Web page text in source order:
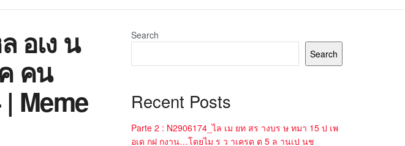
อเง น
คน
Meme
Search
Search
Recent Posts
Parte 2 : N2906174_ไล เม ยท สร างบร ษ ทมา 15 ป เพ
อเด กฝ กงาน…โดยไม ร ว าเครด ต 5 ล านเป นช